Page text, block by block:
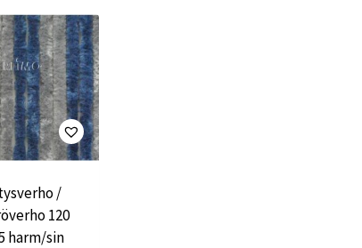
/
120
harm/sin